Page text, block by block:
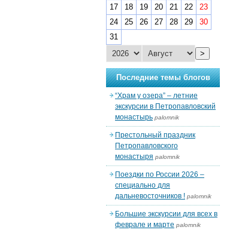
17
18 19 20 21 22
23
24
25 26 27 28 29
30
31
>
Последние темы блогов
“Храм у озера” – летние
экскурсии в Петропавловский
монастырь palomnik
Престольный праздник
Петропавловского
монастыря palomnik
Поездки по России 2026 –
специально для
дальневосточников ! palomnik
Большие экскурсии для всех в
феврале и марте palomnik